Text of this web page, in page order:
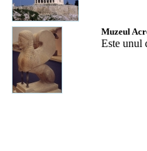
Muzeul
Este unul